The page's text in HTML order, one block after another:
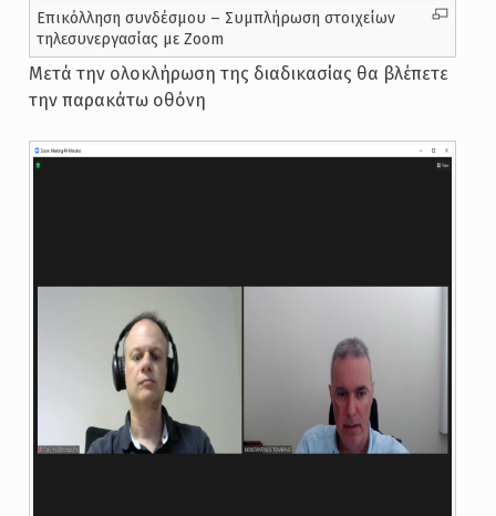
Επικόλληση συνδέσμου – Συμπλήρωση στοιχείων
τηλεσυνεργασίας με Zoom
Μετά την ολοκλήρωση της διαδικασίας θα βλέπετε
την παρακάτω οθόνη